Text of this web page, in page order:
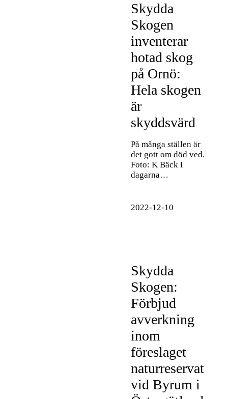
Skydda
Skogen
inventerar
hotad skog
på Ornö:
Hela skogen
är
skyddsvärd
På många ställen är
det gott om död ved.
Foto: K Bäck I
dagarna…
2022-12-10
Skydda
Skogen:
Förbjud
avverkning
inom
föreslaget
naturreservat
vid Byrum i